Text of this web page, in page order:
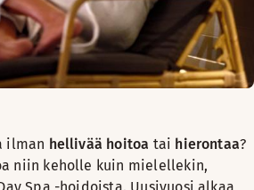
ilman hellivää hoitoa tai hierontaa?
niin keholle kuin mielellekin,